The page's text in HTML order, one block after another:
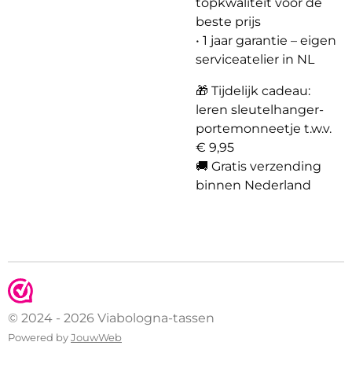
beste prijs
• 1 jaar garantie – eigen
serviceatelier in NL
🎁 Tijdelijk cadeau:
leren sleutelhanger-
portemonneetje t.w.v.
€ 9,95
🚚 Gratis verzending
binnen Nederland
© 2024 - 2026 Viabologna-tassen
Powered byJouwWeb